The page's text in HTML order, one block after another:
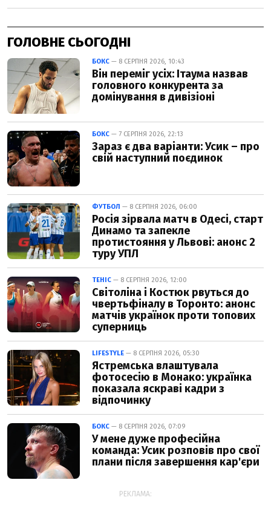
ГОЛОВНЕ СЬОГОДНІ
БОКС — 8 СЕРПНЯ 2026, 10:43
Він переміг усіх: Ітаума назвав
головного конкурента за
домінування в дивізіоні
БОКС — 7 СЕРПНЯ 2026, 22:13
Зараз є два варіанти: Усик – про
свій наступний поєдинок
ФУТБОЛ — 8 СЕРПНЯ 2026, 06:00
Росія зірвала матч в Одесі, старт
Динамо та запекле
протистояння у Львові: анонс 2
туру УПЛ
ТЕНІС — 8 СЕРПНЯ 2026, 12:00
Світоліна і Костюк рвуться до
чвертьфіналу в Торонто: анонс
матчів українок проти топових
суперниць
LIFESTYLE — 8 СЕРПНЯ 2026, 05:30
Ястремська влаштувала
фотосесію в Монако: українка
показала яскраві кадри з
відпочинку
БОКС — 8 СЕРПНЯ 2026, 07:09
У мене дуже професійна
команда: Усик розповів про свої
плани після завершення кар'єри
РЕКЛАМА: